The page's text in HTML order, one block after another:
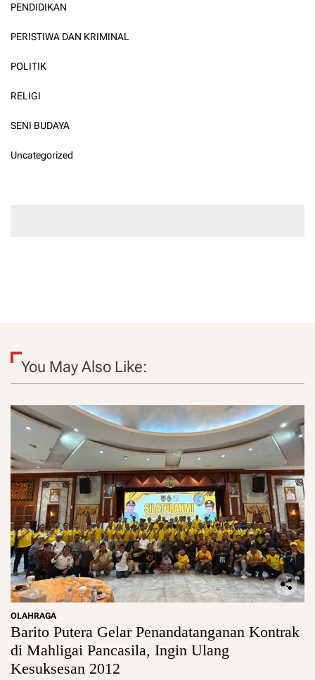
PENDIDIKAN
PERISTIWA DAN KRIMINAL
POLITIK
RELIGI
SENI BUDAYA
Uncategorized
You May Also Like:
OLAHRAGA
Barito Putera Gelar Penandatanganan Kontrak
di Mahligai Pancasila, Ingin Ulang
Kesuksesan 2012